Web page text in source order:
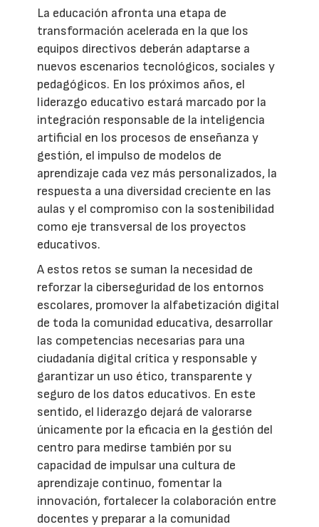
La educación afronta una etapa de
transformación acelerada en la que los
equipos directivos deberán adaptarse a
nuevos escenarios tecnológicos, sociales y
pedagógicos. En los próximos años, el
liderazgo educativo estará marcado por la
integración responsable de la inteligencia
artificial en los procesos de enseñanza y
gestión, el impulso de modelos de
aprendizaje cada vez más personalizados, la
respuesta a una diversidad creciente en las
aulas y el compromiso con la sostenibilidad
como eje transversal de los proyectos
educativos.
A estos retos se suman la necesidad de
reforzar la ciberseguridad de los entornos
escolares, promover la alfabetización digital
de toda la comunidad educativa, desarrollar
las competencias necesarias para una
ciudadanía digital crítica y responsable y
garantizar un uso ético, transparente y
seguro de los datos educativos. En este
sentido, el liderazgo dejará de valorarse
únicamente por la eficacia en la gestión del
centro para medirse también por su
capacidad de impulsar una cultura de
aprendizaje continuo, fomentar la
innovación, fortalecer la colaboración entre
docentes y preparar a la comunidad